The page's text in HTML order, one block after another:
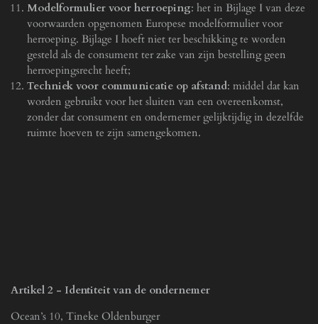
Modelformulier voor herroeping: het in Bijlage I van deze
voorwaarden opgenomen Europese modelformulier voor
herroeping. Bijlage I hoeft niet ter beschikking te worden
gesteld als de consument ter zake van zijn bestelling geen
herroepingsrecht heeft;
Techniek voor communicatie op afstand: middel dat kan
worden gebruikt voor het sluiten van een overeenkomst,
zonder dat consument en ondernemer gelijktijdig in dezelfde
ruimte hoeven te zijn samengekomen.
Artikel 2 - Identiteit van de ondernemer
Ocean’s 10, Tineke Oldenburger